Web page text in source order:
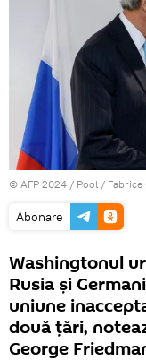
© AFP 2024 / Pool / Fabrice
Abonare
Washingtonul
Rusia și
uniune
două țări,
George